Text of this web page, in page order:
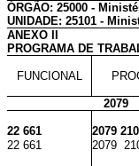
ÓRGÃO: 25000 -
UNIDADE: 25101 -
ANEXO II
PROGRAMA DE
FUNCIONAL
2079
22 661
2079
22 661
2079